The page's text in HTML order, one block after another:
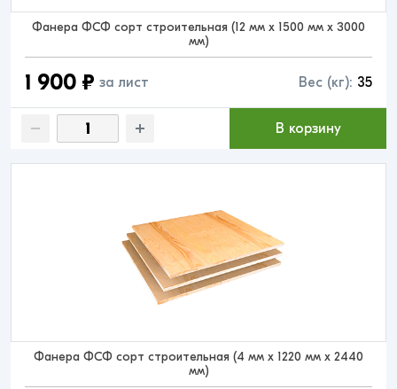
Фанера ФСФ сорт строительная (12 мм x 1500 мм x 3000
мм)
1 900 ₽ за лист Вес (кг): 35
В корзину
Фанера ФСФ сорт строительная (4 мм x 1220 мм x 2440
мм)